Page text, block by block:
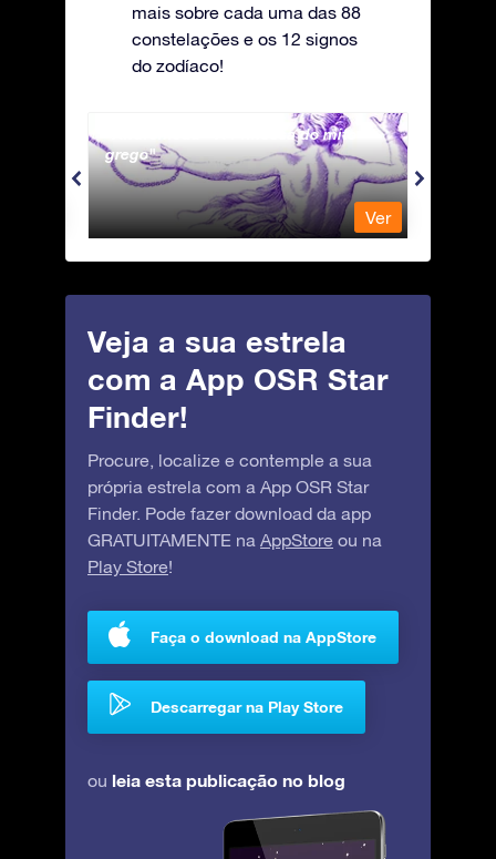
mais sobre cada uma das 88
constelações e os 12 signos
do zodíaco!
Andromeda - A Princesa do mito
grego
Ver
Veja a sua estrela
com a App OSR Star
Finder!
Procure, localize e contemple a sua
própria estrela com a App OSR Star
Finder. Pode fazer download da app
GRATUITAMENTE na AppStore ou na
Play Store!
Faça o download na AppStore
Descarregar na Play Store
ou leia esta publicação no blog